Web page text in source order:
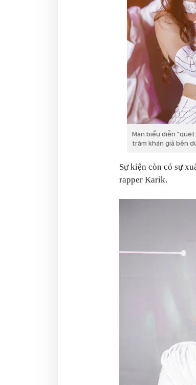
Màn biểu diễn
trăm khán giả bên
Sự kiện còn có sự
rapper Karik.